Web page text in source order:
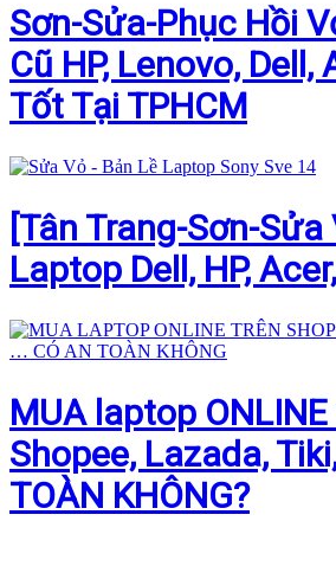
Sơn-Sửa-Phục Hồi
Cũ HP, Lenovo, Dell,
Tốt Tại TPHCM
[Tân Trang-Sơn-Sửa
Laptop Dell, HP,
MUA laptop
Shopee, Lazada,
TOÀN KHÔNG?